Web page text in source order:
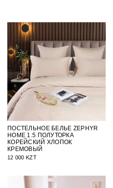
ПОСТЕЛЬНОЕ БЕЛЬЕ ZEPHYR
HOME 1.5 ПОЛУТОРКА
КОРЕЙСКИЙ ХЛОПОК
КРЕМОВЫЙ
12 000 KZT